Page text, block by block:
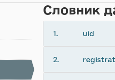
Словник
1. uid
2.